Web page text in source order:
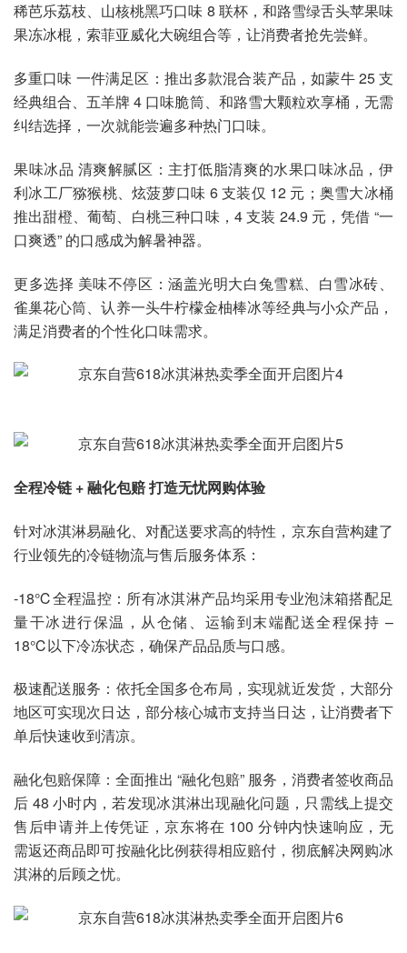
稀芭乐荔枝、山核桃黑巧口味 8 联杯，和路雪绿舌头苹果味
果冻冰棍，索菲亚威化大碗组合等，让消费者抢先尝鲜。
多重口味 一件满足区：推出多款混合装产品，如蒙牛 25 支
经典组合、五羊牌 4 口味脆筒、和路雪大颗粒欢享桶，无需
纠结选择，一次就能尝遍多种热门口味。
果味冰品 清爽解腻区：主打低脂清爽的水果口味冰品，伊
利冰工厂猕猴桃、炫菠萝口味 6 支装仅 12 元；奥雪大冰桶
推出甜橙、葡萄、白桃三种口味，4 支装 24.9 元，凭借 “一
口爽透” 的口感成为解暑神器。
更多选择 美味不停区：涵盖光明大白兔雪糕、白雪冰砖、
雀巢花心筒、认养一头牛柠檬金柚棒冰等经典与小众产品，
满足消费者的个性化口味需求。
全程冷链 + 融化包赔 打造无忧网购体验
针对冰淇淋易融化、对配送要求高的特性，京东自营构建了
行业领先的冷链物流与售后服务体系：
-18℃全程温控：所有冰淇淋产品均采用专业泡沫箱搭配足
量干冰进行保温，从仓储、运输到末端配送全程保持 –
18℃以下冷冻状态，确保产品品质与口感。
极速配送服务：依托全国多仓布局，实现就近发货，大部分
地区可实现次日达，部分核心城市支持当日达，让消费者下
单后快速收到清凉。
融化包赔保障：全面推出 “融化包赔” 服务，消费者签收商品
后 48 小时内，若发现冰淇淋出现融化问题，只需线上提交
售后申请并上传凭证，京东将在 100 分钟内快速响应，无
需返还商品即可按融化比例获得相应赔付，彻底解决网购冰
淇淋的后顾之忧。